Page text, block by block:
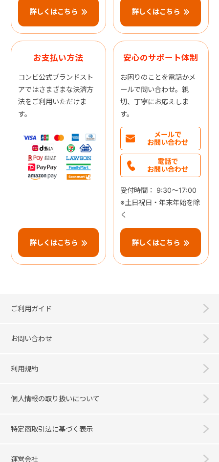
詳しくはこちら 詳しくはこちら
お支払い方法
コンビ公式ブランドスト
アではさまざまな決済方
法をご利用いただけま
す。
詳しくはこちら
安心のサポート体制
お困りのことを電話かメ
ールで問い合わせ。親
切、丁寧にお応えしま
す。
メールで
お問い合わせ
電話で
お問い合わせ
受付時間： 9:30～17:00
※土日祝日・年末年始を除
く
詳しくはこちら
ご利用ガイド
お問い合わせ
利用規約
個人情報の取り扱いについて
特定商取引法に基づく表示
運営会社